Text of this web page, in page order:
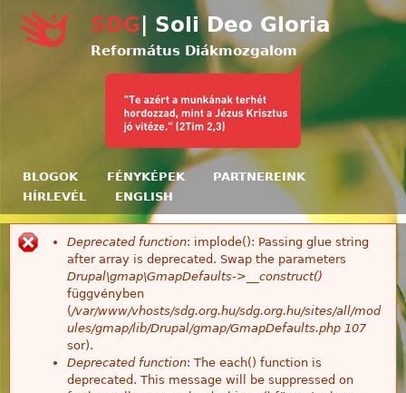
Ugrás a tartalomra
SDG | Soli Deo Gloria
Református Diákmozgalom
BLOGOK FÉNYKÉPEK
PARTNEREINK
HÍRLEVÉL
ENGLISH
Hibaüzenet
Deprecated function: implode(): Passing glue string
after array is deprecated. Swap the parameters
Drupal\gmap\GmapDefaults->__construct()
függvényben
(/var/www/vhosts/sdg.org.hu/sdg.org.hu/sites/all/mod
ules/gmap/lib/Drupal/gmap/GmapDefaults.php 107
sor).
Deprecated function: The each() function is
deprecated. This message will be suppressed on